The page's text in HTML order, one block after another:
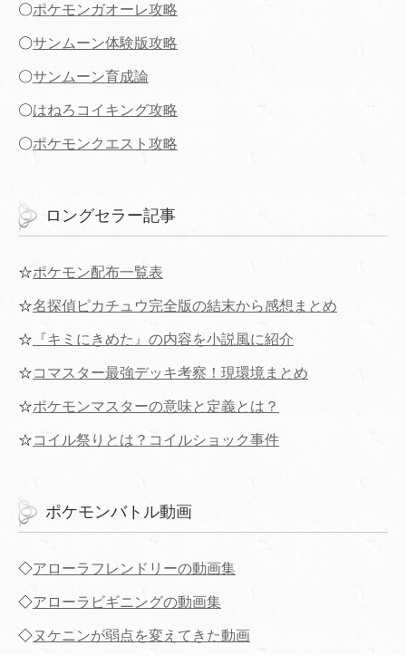
〇ポケモンガオーレ攻略
〇サンムーン体験版攻略
〇サンムーン育成論
〇はねろコイキング攻略
〇ポケモンクエスト攻略
ロングセラー記事
☆ポケモン配布一覧表
☆名探偵ピカチュウ完全版の結末から感想まとめ
☆ 『キミにきめた』の内容を小説風に紹介
☆コマスター最強デッキ考察！現環境まとめ
☆ポケモンマスターの意味と定義とは？
☆コイル祭りとは？コイルショック事件
ポケモンバトル動画
◇アローラフレンドリーの動画集
◇アローラビギニングの動画集
◇ヌケニンが弱点を変えてきた動画